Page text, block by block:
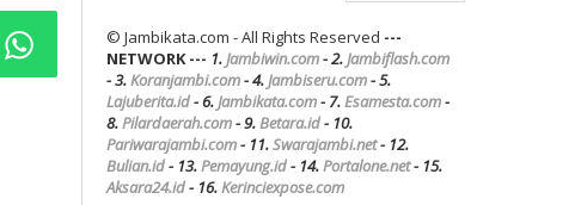
© Jambikata.com - All Rights Reserved ---
NETWORK --- 1.Jambiwin.com- 2.Jambiflash.com
- 3.Koranjambi.com- 4.Jambiseru.com- 5.
Lajuberita.id- 6.Jambikata.com- 7.Esamesta.com-
8.Pilardaerah.com- 9.Betara.id- 10.
Pariwarajambi.com- 11.Swarajambi.net- 12.
Bulian.id- 13.Pemayung.id- 14.Portalone.net- 15.
Aksara24.id- 16.Kerinciexpose.com